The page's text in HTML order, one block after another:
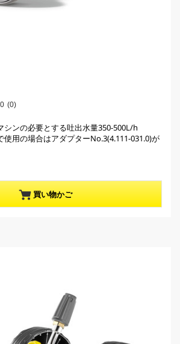
(0)
シンの必要とする吐出水量350-500L/h
使用の場合はアダプターNo.3(4.111-031.0)が
買い物かご